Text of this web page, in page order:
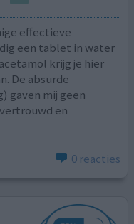
effectieve
een tablet in water
krijg je hier
De absurde
gaven mij geen
en
0 reacties